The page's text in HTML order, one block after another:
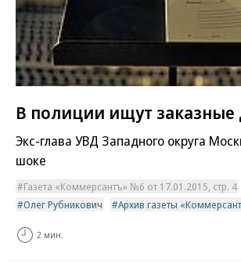
В полиции ищут заказные
Экс-глава УВД Западного округа
шоке
Газета «Коммерсантъ» №6 от 17.01.2015, стр. 4
Олег Рубникович
Архив газеты
2 мин.